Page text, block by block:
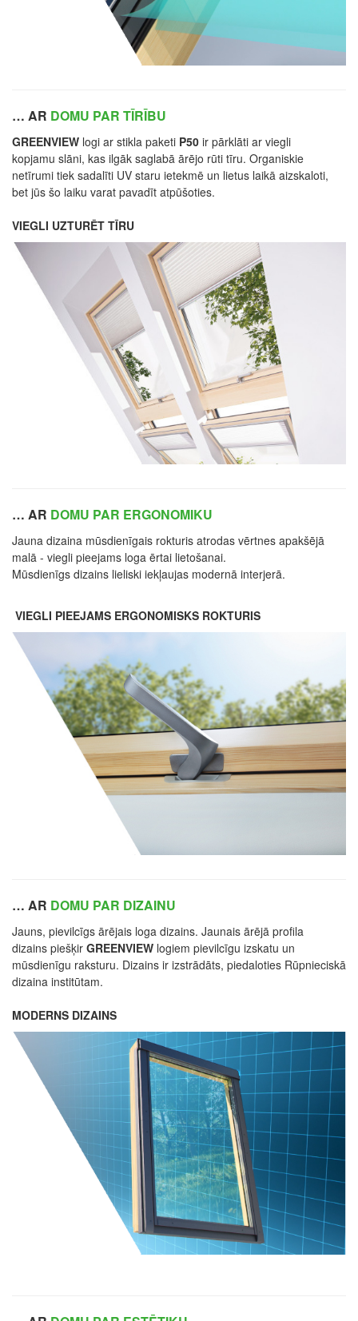
… AR DOMU PAR TĪRĪBU
GREENVIEW logi ar stikla paketi P50 ir pārklāti ar viegli
kopjamu slāni, kas ilgāk saglabā ārējo rūti tīru. Organiskie
netīrumi tiek sadalīti UV staru ietekmē un lietus laikā aizskaloti,
bet jūs šo laiku varat pavadīt atpūšoties.
VIEGLI UZTURĒT TĪRU
… AR DOMU PAR ERGONOMIKU
Jauna dizaina mūsdienīgais rokturis atrodas vērtnes apakšējā
malā - viegli pieejams loga ērtai lietošanai.
Mūsdienīgs dizains lieliski iekļaujas modernā interjerā.
VIEGLI PIEEJAMS ERGONOMISKS ROKTURIS
… AR DOMU PAR DIZAINU
Jauns, pievilcīgs ārējais loga dizains. Jaunais ārējā profila
dizains piešķir GREENVIEW logiem pievilcīgu izskatu un
mūsdienīgu raksturu. Dizains ir izstrādāts, piedaloties Rūpnieciskā
dizaina institūtam.
MODERNS DIZAINS